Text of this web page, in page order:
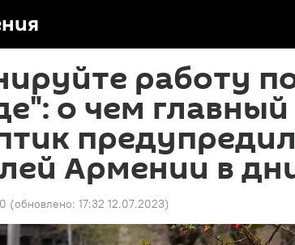
работу
о чем главный
предупредил
Армении в
(обновлено: 17:32 12.07.2023)